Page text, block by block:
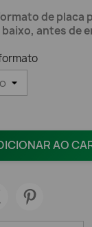
de placa
antes de
AO